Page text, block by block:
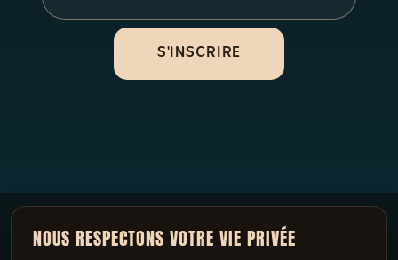
NOUS RESPECTONS VOTRE VIE PRIVÉE
S'INSCRIRE